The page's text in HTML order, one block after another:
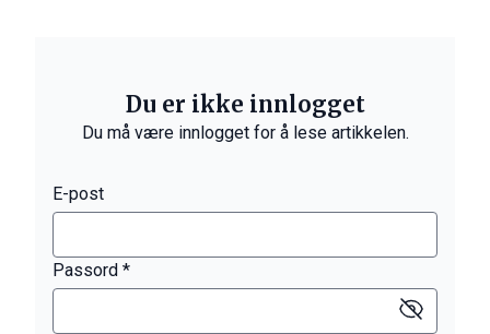
Du er ikke innlogget
Du må være innlogget for å lese artikkelen.
E-post
Passord *